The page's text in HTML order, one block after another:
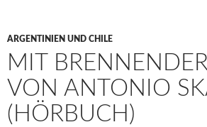
ARGENTINIEN UND CHILE
MIT
VON ANTONIO
(HÖRBUCH)